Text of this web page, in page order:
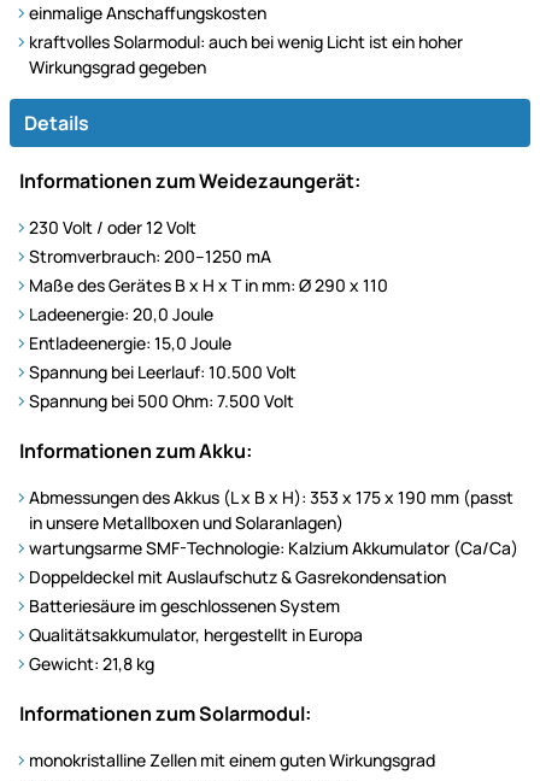
einmalige Anschaffungskosten
kraftvolles Solarmodul: auch bei wenig Licht ist ein hoher
Wirkungsgrad gegeben
Details
Informationen zum Weidezaungerät:
230 Volt / oder 12 Volt
Stromverbrauch: 200–1250 mA
Maße des Gerätes B x H x T in mm: Ø 290 x 110
Ladeenergie: 20,0 Joule
Entladeenergie: 15,0 Joule
Spannung bei Leerlauf: 10.500 Volt
Spannung bei 500 Ohm: 7.500 Volt
Informationen zum Akku:
Abmessungen des Akkus (L x B x H): 353 x 175 x 190 mm (passt
in unsere Metallboxen und Solaranlagen)
wartungsarme SMF-Technologie: Kalzium Akkumulator (Ca/Ca)
Doppeldeckel mit Auslaufschutz & Gasrekondensation
Batteriesäure im geschlossenen System
Qualitätsakkumulator, hergestellt in Europa
Gewicht: 21,8 kg
Informationen zum Solarmodul:
monokristalline Zellen mit einem guten Wirkungsgrad